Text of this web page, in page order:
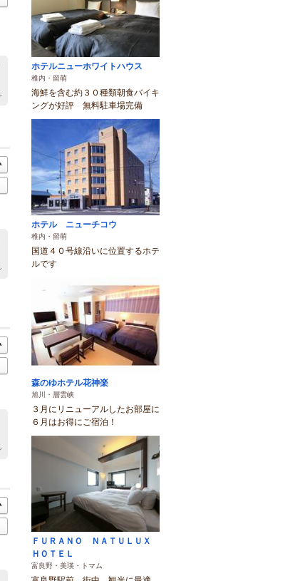
ホテルニューホワイトハウス
稚内・留萌
海鮮を含む約３０種類朝食バイキ
ングが好評 無料駐車場完備
ホテル ニューチコウ
稚内・留萌
国道４０号線沿いに位置するホテ
ルです
森のゆホテル花神楽
旭川・層雲峡
３月にリニューアルしたお部屋に
６月はお得にご宿泊！
ＦＵＲＡＮＯ ＮＡＴＵＬＵＸ
ＨＯＴＥＬ
富良野・美瑛・トマム